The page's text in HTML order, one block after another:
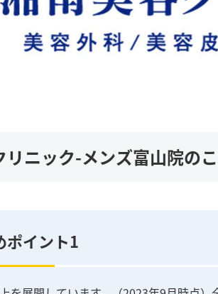
リニック-メンズ富山院の
ポイント1